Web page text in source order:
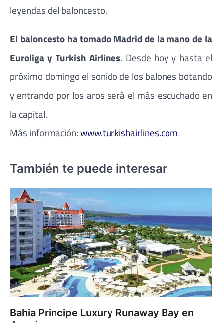
leyendas del baloncesto.
El baloncesto ha tomado Madrid de la mano de la
Euroliga y Turkish Airlines. Desde hoy y hasta el
próximo domingo el sonido de los balones botando
y entrando por los aros será el más escuchado en
la capital.
Más información:www.turkishairlines.com
También te puede interesar
Bahia Principe Luxury Runaway Bay en